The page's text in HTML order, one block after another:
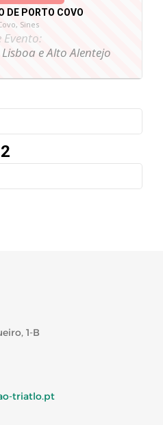
DE PORTO COVO
Sines
Evento:
e Alto Alentejo
1-B
triatlo.pt